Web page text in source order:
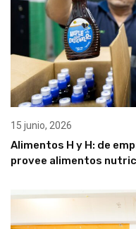
15 junio, 2026
Alimentos H y H: de
provee alimentos